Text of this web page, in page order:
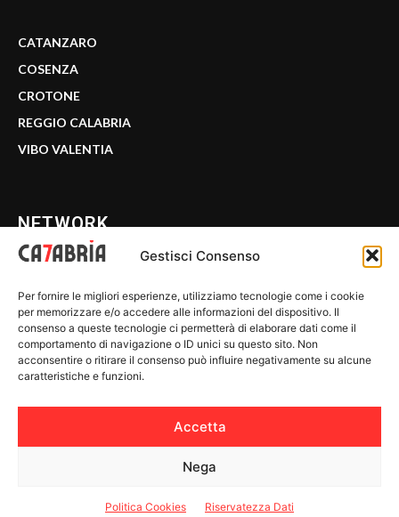
Gestisci Consenso
Per fornire le migliori esperienze, utilizziamo tecnologie come i cookie
per memorizzare e/o accedere alle informazioni del dispositivo. Il
consenso a queste tecnologie ci permetterà di elaborare dati come il
comportamento di navigazione o ID unici su questo sito. Non
acconsentire o ritirare il consenso può influire negativamente su alcune
caratteristiche e funzioni.
Accetta
Nega
Politica Cookies Riservatezza Dati
CATANZARO
COSENZA
CROTONE
REGGIO CALABRIA
VIBO VALENTIA
NETWORK
WE CALABRIA
C7 PLAY
MIX ZONE
Riservatezza Dati-Politica Cookies-Disclaimer